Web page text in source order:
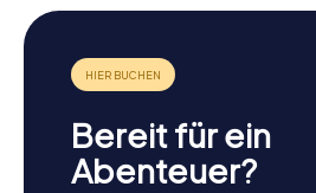
Bereit für ein
Abenteuer?